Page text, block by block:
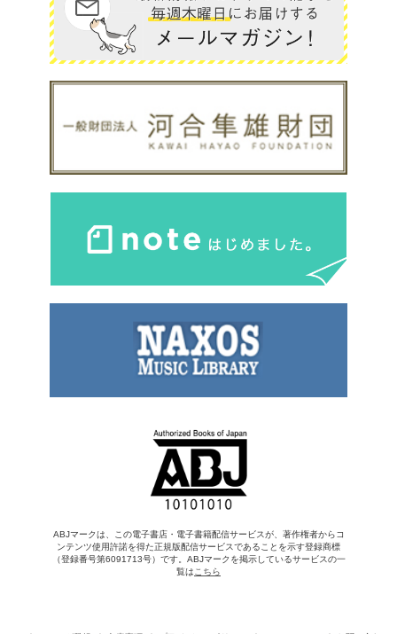
ABJマークは、この電子書店・電子書籍配信サービスが、著作権者からコ
ンテンツ使用許諾を得た正規版配信サービスであることを示す登録商標
（登録番号第6091713号）です。ABJマークを掲示しているサービスの一
覧は こちら